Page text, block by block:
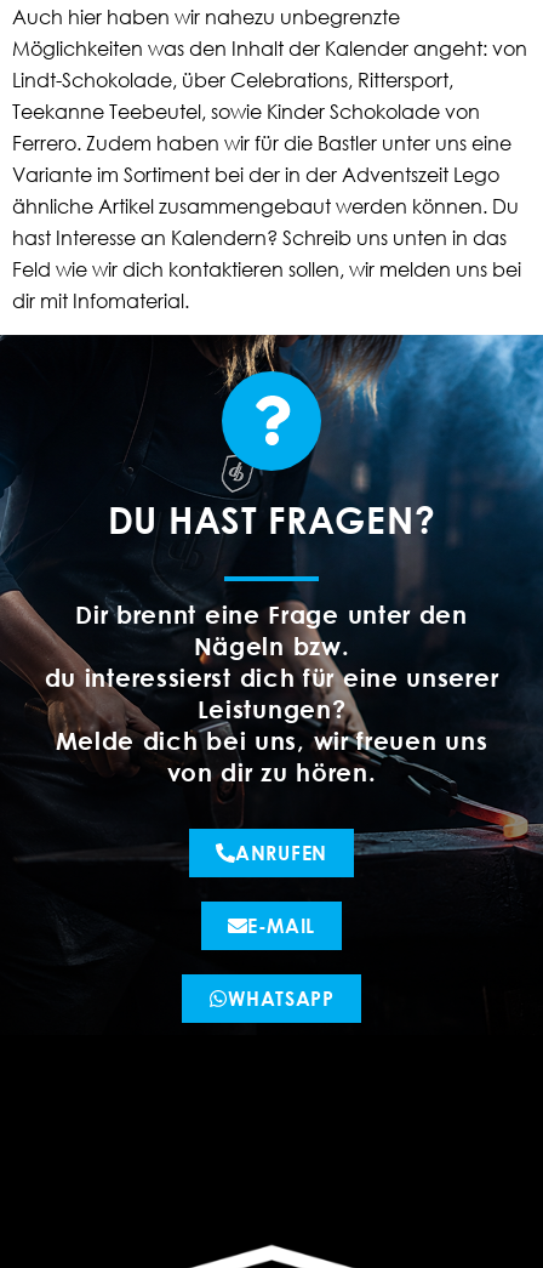
Auch hier haben wir nahezu unbegrenzte
Möglichkeiten was den Inhalt der Kalender angeht: von
Lindt-Schokolade, über Celebrations, Rittersport,
Teekanne Teebeutel, sowie Kinder Schokolade von
Ferrero. Zudem haben wir für die Bastler unter uns eine
Variante im Sortiment bei der in der Adventszeit Lego
ähnliche Artikel zusammengebaut werden können. Du
hast Interesse an Kalendern? Schreib uns unten in das
Feld wie wir dich kontaktieren sollen, wir melden uns bei
dir mit Infomaterial.
DU HAST FRAGEN?
Dir brennt eine Frage unter den
Nägeln bzw.
du interessierst dich für eine unserer
Leistungen?
Melde dich bei uns, wir freuen uns
von dir zu hören.
ANRUFEN
E-MAIL
WHATSAPP